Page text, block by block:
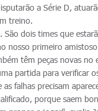
a Série D,
treino.
dois times que
nosso primeiro
têm peças novas no
partida para verificar
falhas precisam
porque saem